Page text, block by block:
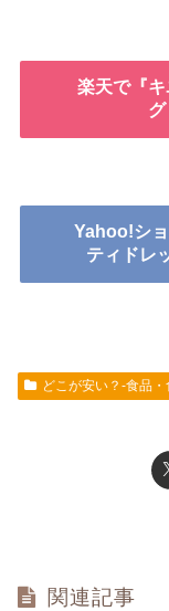
楽天で『
Yahoo!シ
ティドレ
どこが安い？-食品・
関連記事